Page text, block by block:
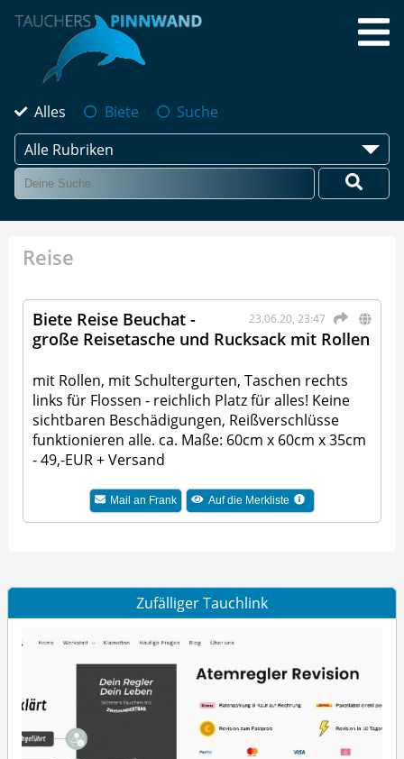
Alles Biete
Suche
Alle Rubriken
Reise
23.06.20, 23:47
Biete Reise Beuchat -
große Reisetasche und Rucksack mit Rollen
mit Rollen, mit Schultergurten, Taschen rechts
links für Flossen - reichlich Platz für alles! Keine
sichtbaren Beschädigungen, Reißverschlüsse
funktionieren alle. ca. Maße: 60cm x 60cm x 35cm
- 49,-EUR + Versand
Mail an Frank Auf die Merkliste
Zufälliger Tauchlink